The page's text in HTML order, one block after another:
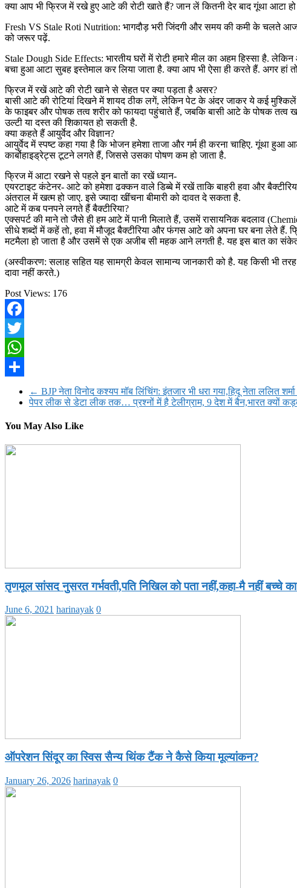
क्या आप भी फ्रिज में रखे हुए आटे की रोटी खाते हैं? जान लें कितनी देर बाद गूंथा आटा हो
Fresh VS Stale Roti Nutrition: भागदौड़ भरी जिंदगी और समय की कमी के चलते
को जरूर पढ़ें.
Stale Dough Side Effects: भारतीय घरों में रोटी हमारे मील का अहम हिस्सा है.
बचा हुआ आटा सुबह इस्तेमाल कर लिया जाता है. क्या आप भी ऐसा ही करते हैं. अगर
फ्रिज में रखें आटे की रोटी खाने से सेहत पर क्या पड़ता है असर?
बासी आटे की रोटियां दिखने में शायद ठीक लगें, लेकिन पेट के अंदर जाकर ये कई
के फाइबर और पोषक तत्व शरीर को फायदा पहुंचाते हैं, जबकि बासी आटे के पोषक
उल्टी या दस्त की शिकायत हो सकती है.
क्या कहते हैं आयुर्वेद और विज्ञान?
आयुर्वेद में स्पष्ट कहा गया है कि भोजन हमेशा ताजा और गर्म ही करना चाहिए. गूंथा
कार्बोहाइड्रेट्स टूटने लगते हैं, जिससे उसका पोषण कम हो जाता है.
फ्रिज में आटा रखने से पहले इन बातों का रखें ध्यान-
एयरटाइट कंटेनर- आटे को हमेशा ढक्कन वाले डिब्बे में रखें ताकि बाहरी हवा और
अंतराल में खत्म हो जाए. इसे ज्यादा खींचना बीमारी को दावत दे सकता है.
आटे में कब पनपने लगते हैं बैक्टीरिया?
एक्सपर्ट की माने तो जैसे ही हम आटे में पानी मिलाते हैं, उसमें रासायनिक बदलाव
सीधे शब्दों में कहें तो, हवा में मौजूद बैक्टीरिया और फंगस आटे को अपना घर बना लेते हैं.
मटमैला हो जाता है और उसमें से एक अजीब सी महक आने लगती है. यह इस बात का संकेत
(अस्वीकरण: सलाह सहित यह सामग्री केवल सामान्य जानकारी को है. यह किसी भी
दावा नहीं करते.)
Post Views: 176
Facebook
Twitter
WhatsApp
← BJP नेता विनोद कश्यप मॉब लिंचिंग: इंतजार भी धरा गया,हिदू नेता ललित
पेपर लीक से डेटा लीक तक… प्रश्नों में है टेलीग्राम, 9 देश में बैन,भारत क्यों
You May Also Like
तृणमूल सांसद नुसरत गर्भवती,पति निखिल को पता नहीं,कहा-मै नहीं बच्चे का
June 6, 2021 harinayak 0
ऑपरेशन सिंदूर का स्विस सैन्य थिंक टैंक ने कैसे किया मूल्यांकन?
January 26, 2026 harinayak 0